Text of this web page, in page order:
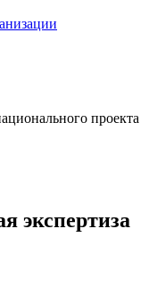
проекта
экспертиза